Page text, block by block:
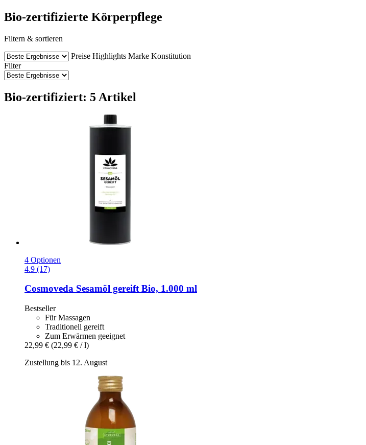
Bio-zertifizierte Körperpflege
Filtern & sortieren
Preise Highlights Marke Konstitution
Filter
Bio-zertifiziert: 5 Artikel
4 Optionen
4.9 (17)
Cosmoveda Sesamöl gereift Bio, 1.000 ml
Bestseller
Für Massagen
Traditionell gereift
Zum Erwärmen geeignet
22,99 € (22,99 € / l)
Zustellung bis 12. August